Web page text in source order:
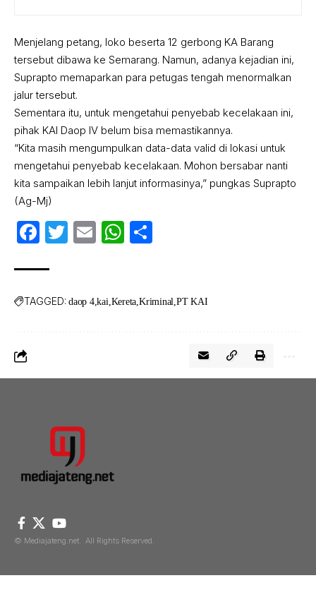
Menjelang petang, loko beserta 12 gerbong KA Barang
tersebut dibawa ke Semarang. Namun, adanya kejadian ini,
Suprapto memaparkan para petugas tengah menormalkan
jalur tersebut.
Sementara itu, untuk mengetahui penyebab kecelakaan ini,
pihak KAI Daop IV belum bisa memastikannya.
“Kita masih mengumpulkan data-data valid di lokasi untuk
mengetahui penyebab kecelakaan. Mohon bersabar nanti
kita sampaikan lebih lanjut informasinya,” pungkas Suprapto
(Ag-Mj)
Facebook
Twitter
EmailWhatsApp
TAGGED: daop 4 kai Kereta Kriminal PT KAI
© Mediajateng.net. All Rights Reserved.